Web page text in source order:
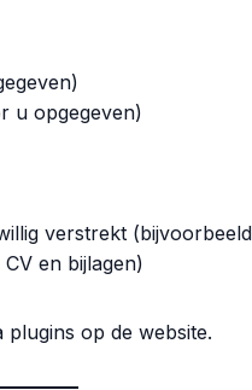
u opgegeven)
verstrekt (bijvoorbeeld
en bijlagen)
plugins op de website.